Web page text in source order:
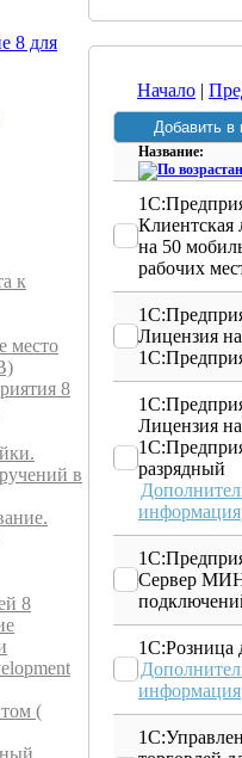
8 для
к
место
8
в
8
(
Начало |
Название:
Клиентская
на 50
рабочих
Лицензия
Лицензия
разрядный
информация
Сервер
1С:Розница
информация